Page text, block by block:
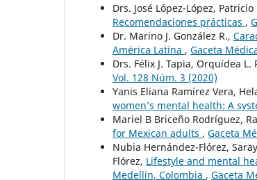
Drs. José López-López,
Recomendaciones prácticas ,
Dr. Marino J. González R.,
América Latina , Gaceta
Drs. Félix J. Tapia, Orquídea L.
Vol. 128 Núm. 3 (2020)
Yanis Eliana Ramírez Vera,
women’s mental health: A
Mariel B Briceño Rodríguez,
for Mexican adults , Gaceta
Nubia Hernández-Flórez,
Flórez, Lifestyle and mental
Medellín, Colombia , Gaceta